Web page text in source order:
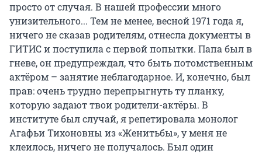
просто от случая. В нашей профессии много
унизительного... Тем не менее, весной 1971 года я,
ничего не сказав родителям, отнесла документы в
ГИТИС и поступила с первой попытки. Папа был в
гневе, он предупреждал, что быть потомственным
актёром – занятие неблагодарное. И, конечно, был
прав: очень трудно перепрыгнуть ту планку,
которую задают твои родители-актёры. В
институте был случай, я репетировала монолог
Агафьи Тихоновны из «Женитьбы», у меня не
клеилось, ничего не получалось. Был один